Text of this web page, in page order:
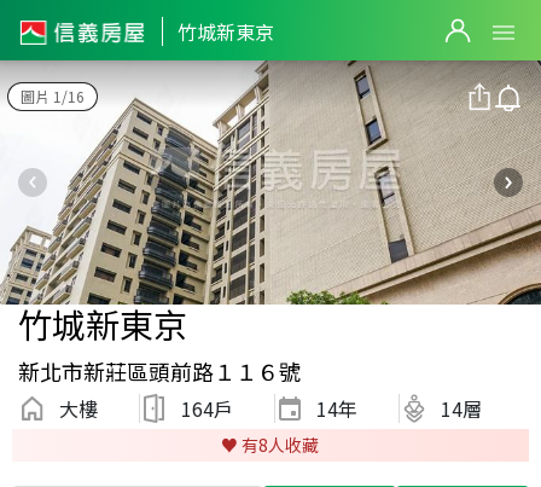
竹城新東京
圖片 1/16
竹城新東京
新北市新莊區頭前路１１６號
大樓 164戶 14年 14層
♥️ 有8人收藏